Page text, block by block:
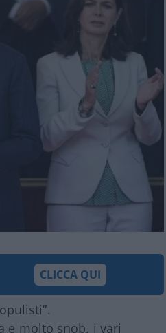
CLICCA QUI
e molto snob, i vari